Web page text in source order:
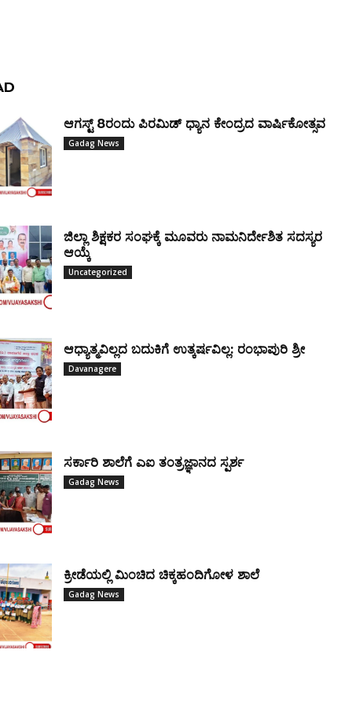
ಆಗಸ್ಟ್ 8ರಂದು ಪಿರಮಿಡ್ ಧ್ಯಾನ ಕೇಂದ್ರದ ವಾರ್ಷಿಕೋತ್ಸವ
Gadag News
ಜಿಲ್ಲಾ ಶಿಕ್ಷಕರ ಸಂಘಕ್ಕೆ ಮೂವರು ನಾಮನಿರ್ದೇಶಿತ ಸದಸ್ಯರ
ಆಯ್ಕೆ
Uncategorized
ಆಧ್ಯಾತ್ಮವಿಲ್ಲದ ಬದುಕಿಗೆ ಉತ್ಕರ್ಷವಿಲ್ಲ: ರಂಭಾಪುರಿ ಶ್ರೀ
Davanagere
ಸರ್ಕಾರಿ ಶಾಲೆಗೆ ಎಐ ತಂತ್ರಜ್ಞಾನದ ಸ್ಪರ್ಶ
Gadag News
ಕ್ರೀಡೆಯಲ್ಲಿ ಮಿಂಚಿದ ಚಿಕ್ಕಹಂದಿಗೋಳ ಶಾಲೆ
Gadag News